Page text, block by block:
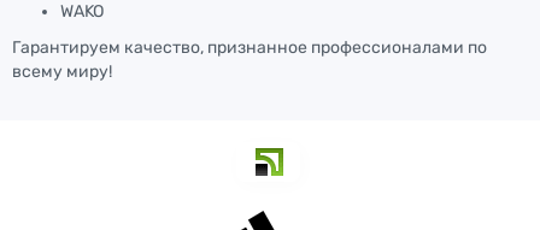
WAKO
Гарантируем качество, признанное профессионалами по
всему миру!